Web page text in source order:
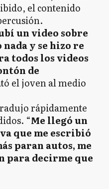
el contenido
un video sobre
y se hizo re
todos los videos
de
el joven al medio
rápidamente
“Me llegó un
que me escribió
paran autos, me
para decirme que